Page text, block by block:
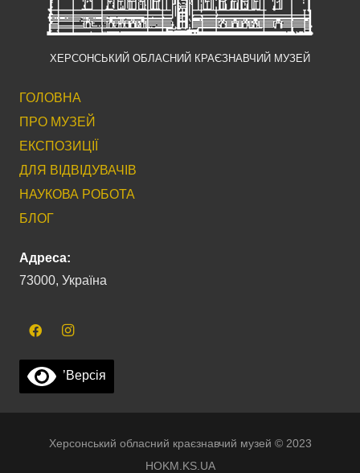
ХЕРСОНСЬКИЙ ОБЛАСНИЙ КРАЄЗНАВЧИЙ МУЗЕЙ
ГОЛОВНА
ПРО МУЗЕЙ
ЕКСПОЗИЦІЇ
ДЛЯ ВІДВІДУВАЧІВ
НАУКОВА РОБОТА
БЛОГ
Адреса:
73000, Україна
’Версія
Херсонський обласний краєзнавчий музей © 2023
HOKM.KS.UA